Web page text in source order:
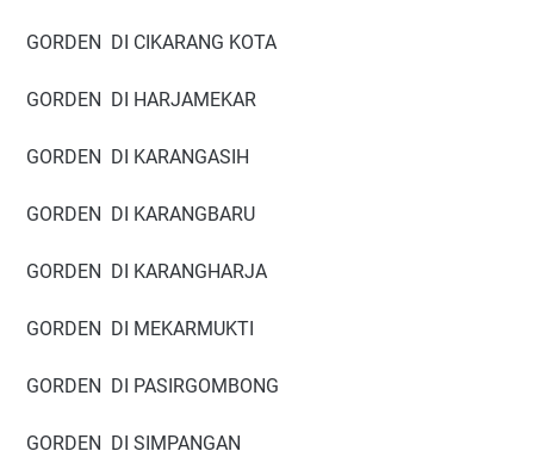
GORDEN DI CIKARANG KOTA
GORDEN DI HARJAMEKAR
GORDEN DI KARANGASIH
GORDEN DI KARANGBARU
GORDEN DI KARANGHARJA
GORDEN DI MEKARMUKTI
GORDEN DI PASIRGOMBONG
GORDEN DI SIMPANGAN